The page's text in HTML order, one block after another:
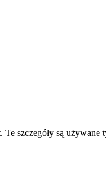
szczegóły są